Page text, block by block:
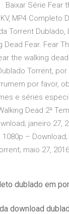
Baixar Série Fear
MP4
Torrent
Dead Fear. Fear
the walking
Torrent,
por favor,
e séries
Dead 2ª
janeiro
–
maio 27, 2016
dublado em
download